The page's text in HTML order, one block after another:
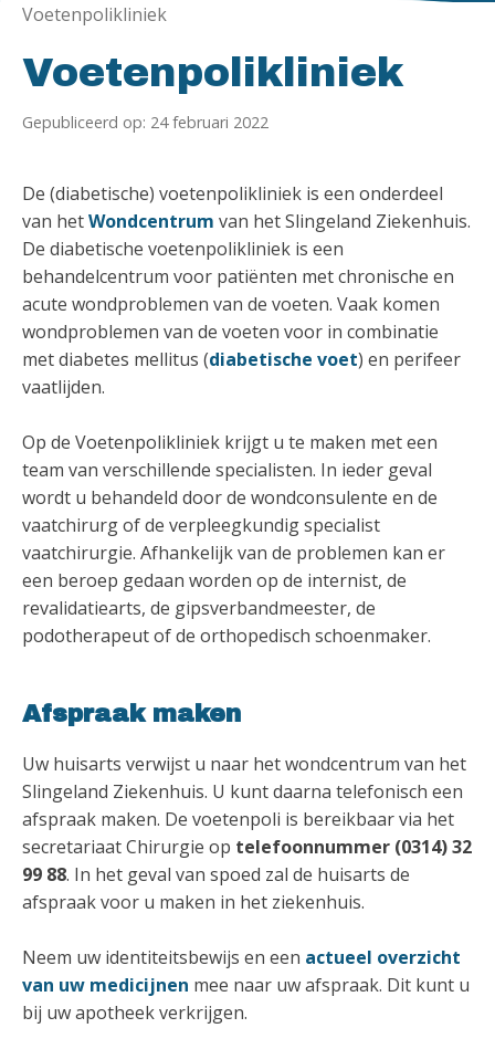
Voetenpolikliniek
Voetenpolikliniek
Gepubliceerd op: 24 februari 2022
De (diabetische) voetenpolikliniek is een onderdeel
van hetWondcentrum van het Slingeland Ziekenhuis.
De diabetische voetenpolikliniek is een
behandelcentrum voor patiënten met chronische en
acute wondproblemen van de voeten. Vaak komen
wondproblemen van de voeten voor in combinatie
met diabetes mellitus (diabetische voet) en perifeer
vaatlijden.
Op de Voetenpolikliniek krijgt u te maken met een
team van verschillende specialisten. In ieder geval
wordt u behandeld door de wondconsulente en de
vaatchirurg of de verpleegkundig specialist
vaatchirurgie. Afhankelijk van de problemen kan er
een beroep gedaan worden op de internist, de
revalidatiearts, de gipsverbandmeester, de
podotherapeut of de orthopedisch schoenmaker.
Afspraak maken
Uw huisarts verwijst u naar het wondcentrum van het
Slingeland Ziekenhuis. U kunt daarna telefonisch een
afspraak maken. De voetenpoli is bereikbaar via het
secretariaat Chirurgie op telefoonnummer (0314) 32
99 88. In het geval van spoed zal de huisarts de
afspraak voor u maken in het ziekenhuis.
Neem uw identiteitsbewijs en een actueel overzicht
van uw medicijnen mee naar uw afspraak. Dit kunt u
bij uw apotheek verkrijgen.